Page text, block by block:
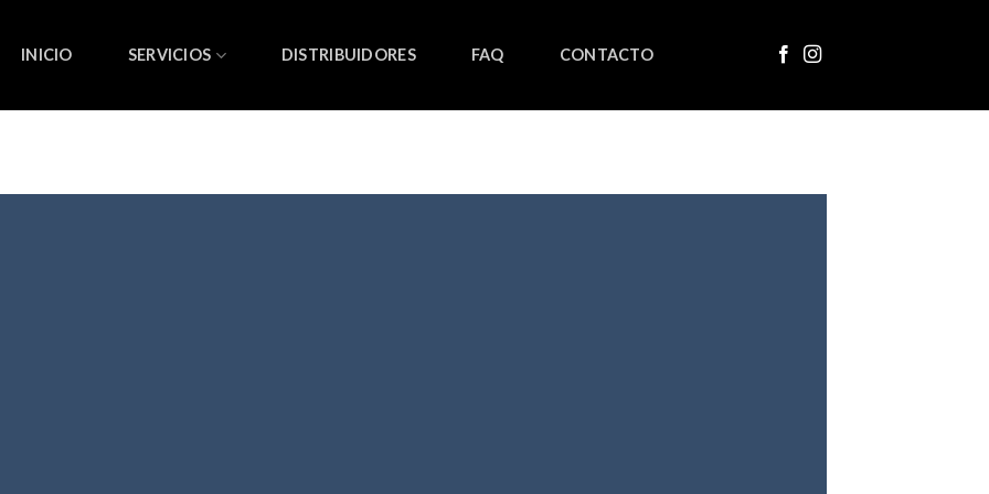
INICIO SERVICIOS DISTRIBUIDORES FAQ CONTACTO